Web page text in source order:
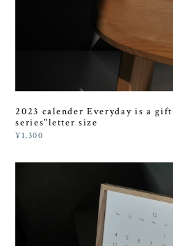
2023 calender Everyday is a
series"letter size
¥1,300